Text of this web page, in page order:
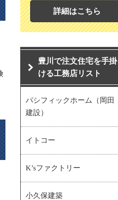
詳細はこちら
豊川で注文住宅を手掛
ける工務店リスト
パシフィックホーム（岡田
建設）
イトコー
K’sファクトリー
小久保建築